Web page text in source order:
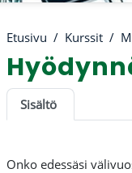
Etusivu Kurssit
Osion
Sisältö
Onko edessäsi